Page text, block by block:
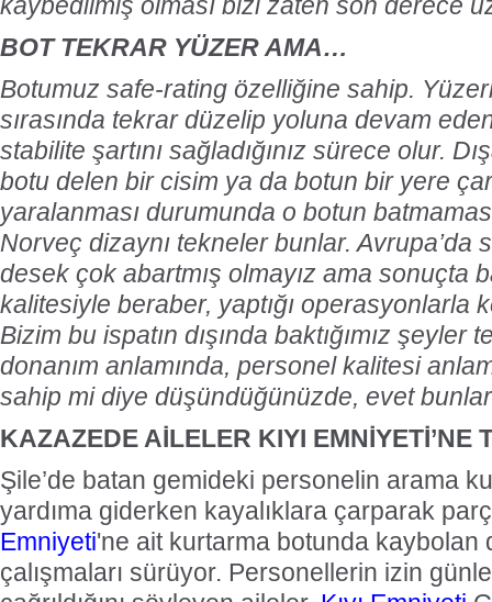
BOT TEKRAR YÜZER AMA…
Botumuz safe-rating özelliğine sahip.
sırasında tekrar düzelip yoluna devam
stabilite şartını sağladığınız sürece olur.
botu delen bir cisim ya da botun bir yere
yaralanması durumunda o botun
Norveç dizaynı tekneler bunlar. Avrupa’da
desek çok abartmış olmayız ama sonuçta
kalitesiyle beraber, yaptığı operasyonlarla
Bizim bu ispatın dışında baktığımız şeyler
donanım anlamında, personel kalitesi
sahip mi diye düşündüğünüzde, evet
KAZAZEDE AİLELER KIYI EMNİYETİ’NE
Şile’de batan gemideki personelin arama
yardıma giderken kayalıklara çarparak
Emniyeti'ne ait kurtarma botunda kaybolan
çalışmaları sürüyor. Personellerin izin